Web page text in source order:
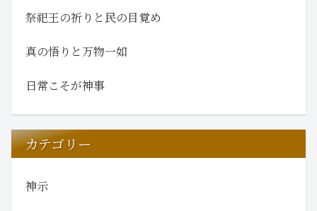
祭祀王の祈りと民の目覚め
真の悟りと万物一如
日常こそが神事
カテゴリー
神示